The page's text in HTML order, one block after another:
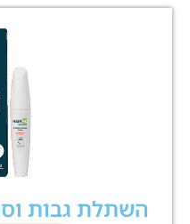
השתלת גבות